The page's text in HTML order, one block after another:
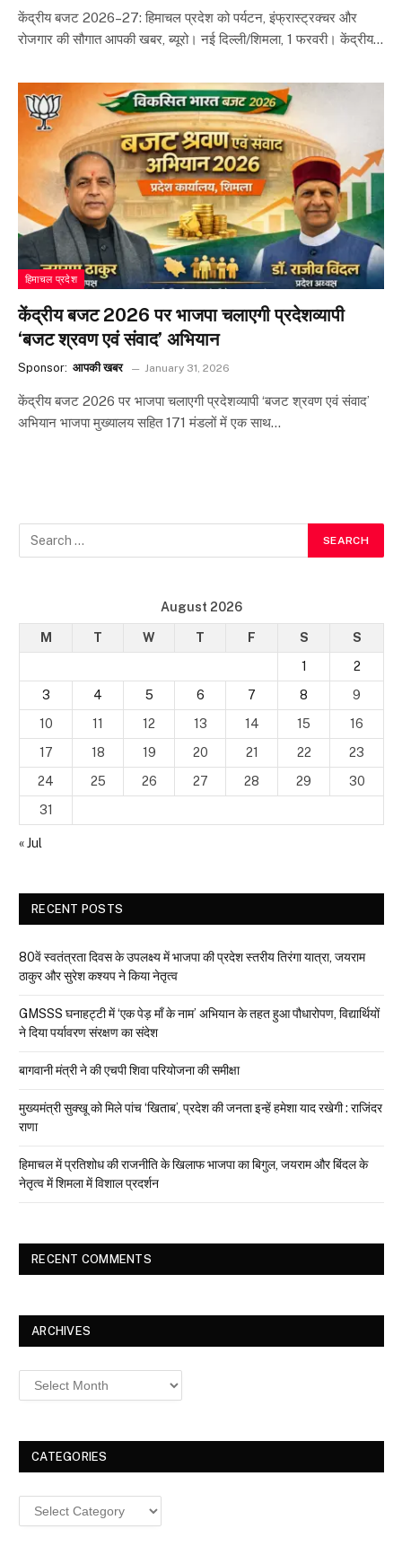
केंद्रीय बजट 2026–27: हिमाचल प्रदेश को पर्यटन, इंफ्रास्ट्रक्चर और
रोजगार की सौगात आपकी खबर, ब्यूरो। नई दिल्ली/शिमला, 1 फरवरी। केंद्रीय…
हिमाचल प्रदेश
केंद्रीय बजट 2026 पर भाजपा चलाएगी प्रदेशव्यापी
‘बजट श्रवण एवं संवाद’ अभियान
Sponsor: आपकी खबर January 31, 2026
केंद्रीय बजट 2026 पर भाजपा चलाएगी प्रदेशव्यापी ‘बजट श्रवण एवं संवाद’
अभियान भाजपा मुख्यालय सहित 171 मंडलों में एक साथ…
August 2026
M T W T F S
S
1
2
3
4 5 6 7 8
9
10
11 12 13 14 15
16
17
18 19 20 21 22
23
24
25 26 27 28 29
30
31
« Jul
RECENT POSTS
80वें स्वतंत्रता दिवस के उपलक्ष्य में भाजपा की प्रदेश स्तरीय तिरंगा यात्रा, जयराम
ठाकुर और सुरेश कश्यप ने किया नेतृत्व
GMSSS घनाहट्टी में ‘एक पेड़ माँ के नाम’ अभियान के तहत हुआ पौधारोपण, विद्यार्थियों
ने दिया पर्यावरण संरक्षण का संदेश
बागवानी मंत्री ने की एचपी शिवा परियोजना की समीक्षा
मुख्यमंत्री सुक्खू को मिले पांच ‘खिताब’, प्रदेश की जनता इन्हें हमेशा याद रखेगी : राजिंदर
राणा
हिमाचल में प्रतिशोध की राजनीति के खिलाफ भाजपा का बिगुल, जयराम और बिंदल के
नेतृत्व में शिमला में विशाल प्रदर्शन
RECENT COMMENTS
ARCHIVES
Archives
CATEGORIES
Categories